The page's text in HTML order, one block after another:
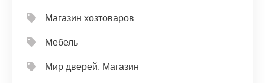
Магазин хозтоваров
Мебель
Мир дверей, Магазин